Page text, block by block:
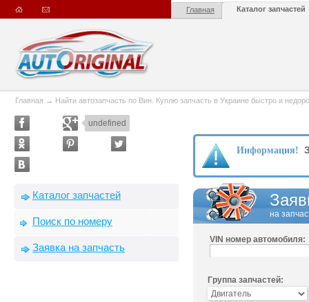
Главная Каталог запчастей
Главная → Найти автозапчасть по Вин. Куплю запчасть в Украине быстро и
undefined
Каталог запчастей
Поиск по номеру
Заявка на запчасть
Информация!
на
VIN номер автомобиля:
Группа запчастей: